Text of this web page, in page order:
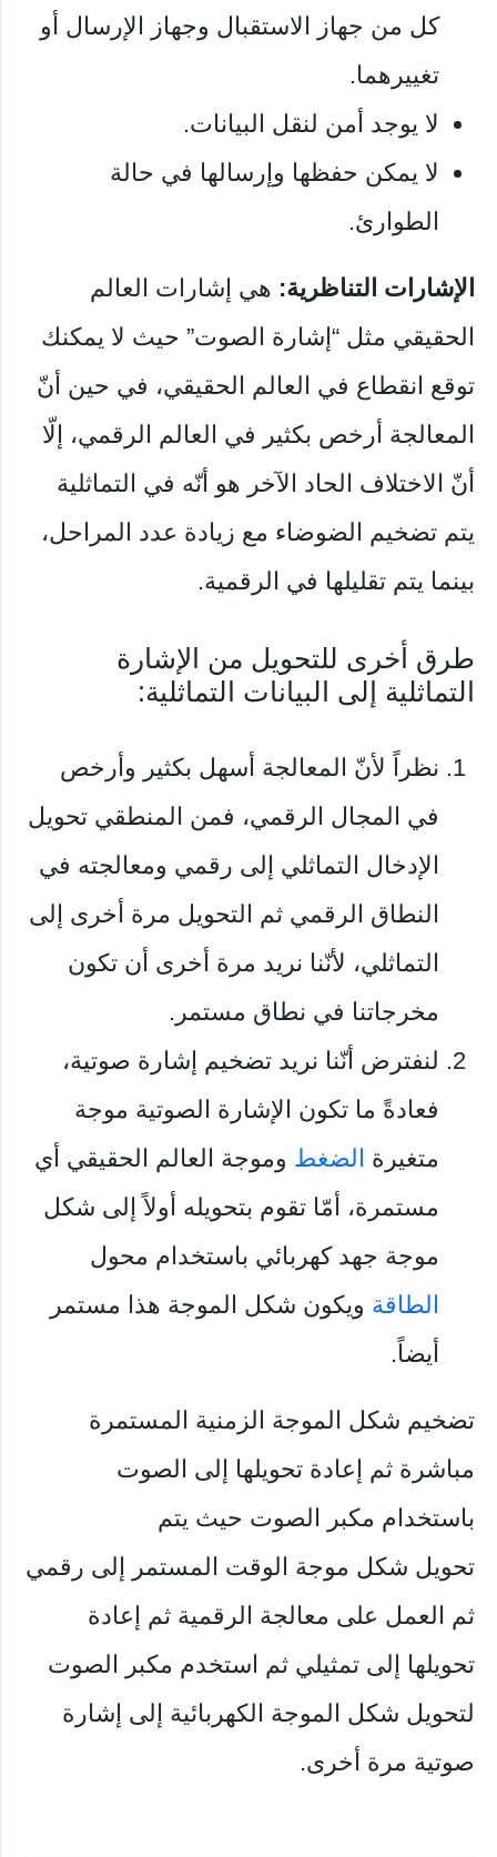
كل من جهاز الاستقبال وجهاز الإرسال أو
تغييرهما.
لا يوجد أمن لنقل البيانات.
لا يمكن حفظها وإرسالها في حالة
الطوارئ.
الإشارات التناظرية: هي إشارات العالم
الحقيقي مثل “إشارة الصوت” حيث لا يمكنك
توقع انقطاع في العالم الحقيقي، في حين أنّ
المعالجة أرخص بكثير في العالم الرقمي، إلّا
أنّ الاختلاف الحاد الآخر هو أنّه في التماثلية
يتم تضخيم الضوضاء مع زيادة عدد المراحل،
بينما يتم تقليلها في الرقمية.
طرق أخرى للتحويل من الإشارة
التماثلية إلى البيانات التماثلية:
نظراً لأنّ المعالجة أسهل بكثير وأرخص
في المجال الرقمي، فمن المنطقي تحويل
الإدخال التماثلي إلى رقمي ومعالجته في
النطاق الرقمي ثم التحويل مرة أخرى إلى
التماثلي، لأنّنا نريد مرة أخرى أن تكون
مخرجاتنا في نطاق مستمر.
لنفترض أنّنا نريد تضخيم إشارة صوتية،
فعادةً ما تكون الإشارة الصوتية موجة
متغيرة الضغط وموجة العالم الحقيقي أي
مستمرة، أمّا تقوم بتحويله أولاً إلى شكل
موجة جهد كهربائي باستخدام محول
الطاقة ويكون شكل الموجة هذا مستمر
أيضاً.
تضخيم شكل الموجة الزمنية المستمرة
مباشرة ثم إعادة تحويلها إلى الصوت
باستخدام مكبر الصوت حيث يتم
تحويل شكل موجة الوقت المستمر إلى رقمي
ثم العمل على معالجة الرقمية ثم إعادة
تحويلها إلى تمثيلي ثم استخدم مكبر الصوت
لتحويل شكل الموجة الكهربائية إلى إشارة
صوتية مرة أخرى.